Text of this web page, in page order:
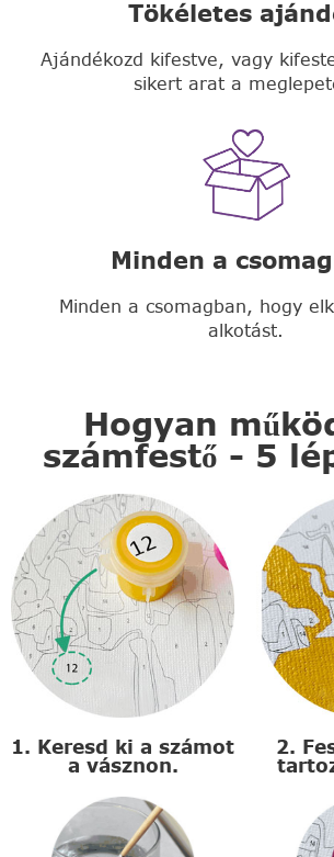
Tökéletes
Ajándékozd kifestve, vagy
sikert arat a
Minden a
Minden a csomagban, hogy
alkotást.
Hogyan
számfestő - 5
1. Keresd ki a számot
a vásznon.
2.